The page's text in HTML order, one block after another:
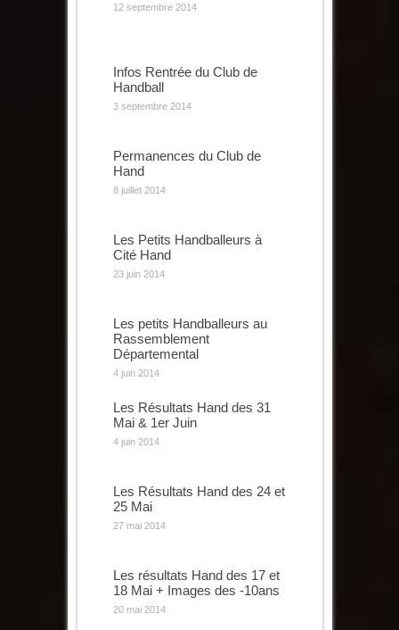
12 septembre 2014
Infos Rentrée du Club de
Handball
3 septembre 2014
Permanences du Club de
Hand
8 juillet 2014
Les Petits Handballeurs à
Cité Hand
23 juin 2014
Les petits Handballeurs au
Rassemblement
Départemental
4 juin 2014
Les Résultats Hand des 31
Mai & 1er Juin
4 juin 2014
Les Résultats Hand des 24 et
25 Mai
27 mai 2014
Les résultats Hand des 17 et
18 Mai + Images des -10ans
20 mai 2014